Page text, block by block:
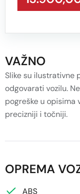
VAŽNO
Slike su ilustrativne
odgovarati vozilu.
pogreške u opisima
precizniji i točniji.
OPREMA
ABS